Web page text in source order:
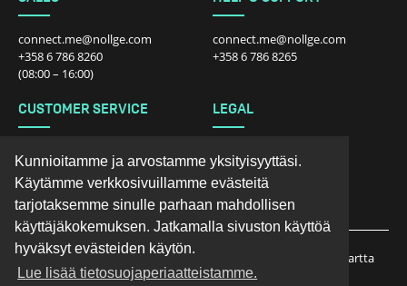
Kunnioitamme ja arvostamme yksityisyyttäsi.
Käytämme verkkosivuillamme evästeitä
tarjotaksemme sinulle parhaan mahdollisen
käyttäjäkokemuksen. Jatkamalla sivuston käyttöä
hyväksyt evästeiden käytön.
Lue lisää tietosuojaperiaatteistamme.
connect.me@nollge.com
+358 6 786 8260
(08:00 – 16:00)
connect.me@nollge.com
+358 6 786 8265
CUSTOMER SERVICE
+358 6 786 8260
LEGAL
Myyntiehdot kuluttajalle
Myyntiehdot yrityksille
Palautukset
Etusivu Tuotteet Peittokartta